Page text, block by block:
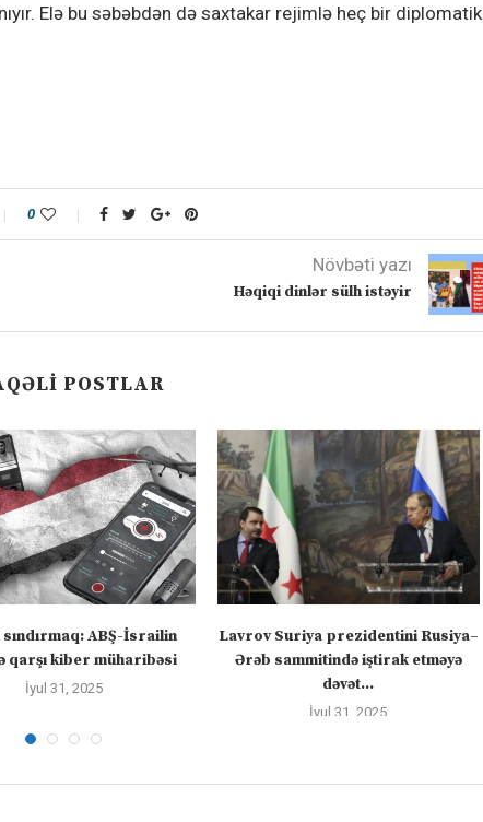
Elə bu səbəbdən də saxtakar rejimlə heç bir diplomatik
0
Növbəti yazı
Həqiqi dinlər sülh istəyir
POSTLAR
sındırmaq: ABŞ-İsrailin
qarşı kiber müharibəsi
İyul 31, 2025
Lavrov Suriya prezidentini Rusiya–
Ərəb sammitində iştirak etməyə
dəvət...
İyul 31, 2025